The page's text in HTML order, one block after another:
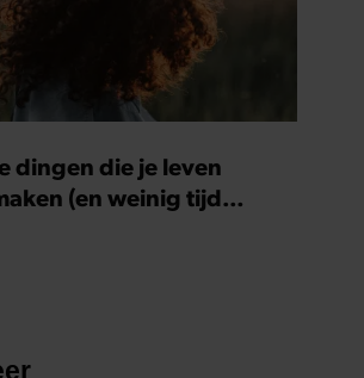
dingen die je leven
(en weinig tijd